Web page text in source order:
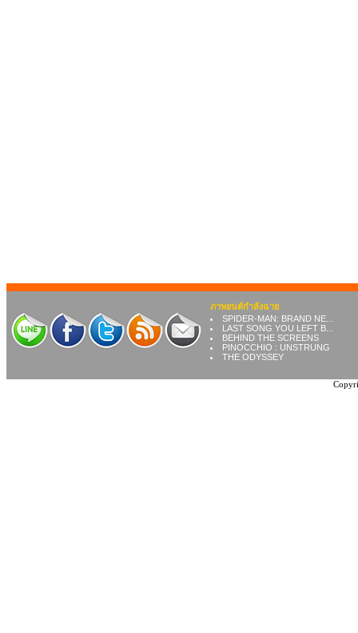
ภาพยนต์กำลังฉาย
SPIDER-MAN: BRAND NE...
LAST SONG YOU LEFT B...
BEHIND THE SCREENS
PINOCCHIO : UNSTRUNG
THE ODYSSEY